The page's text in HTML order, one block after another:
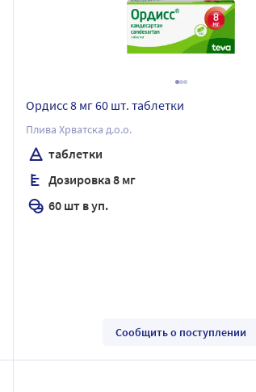
Ордисс 8 мг 60 шт. таблетки
Плива Хрватска д.о.о.
таблетки
Дозировка 8 мг
60 шт в уп.
Сообщить о поступлении